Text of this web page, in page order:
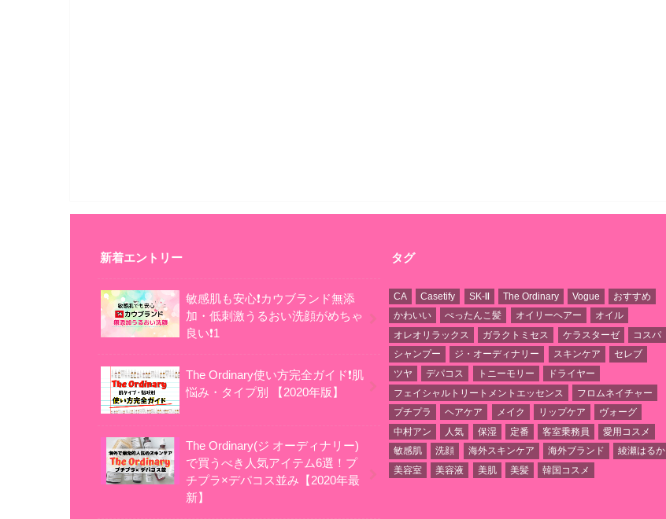
新着エントリー
敏感肌も安心❗カウブランド無添
加・低刺激うるおい洗顔がめちゃ
良い❗1
The Ordinary使い方完全ガイド❗肌
悩み・タイプ別 【2020年版】
The Ordinary(ジ オーディナリー)
で買うべき人気アイテム6選！プ
チプラ×デパコス並み【2020年最
新】
タグ
CA Casetify SK-Ⅱ The Ordinary Vogue
おすすめ
かわいい
ぺったんこ髪 オイリーヘアー
オイル
オレオリラックス
ガラクトミセス ケラスターゼ
コスパ
シャンプー
ジ・オーディナリー スキンケア
セレブ
ツヤ
デパコス トニーモリー
ドライヤー
フェイシャルトリートメントエッセンス
フロムネイチャー
プチプラ
ヘアケア メイク リップケア
ヴォーグ
中村アン
人気 保湿 定番 客室乗務員
愛用コスメ
敏感肌
洗顔 海外スキンケア 海外ブランド
綾瀬はるか
美容室
美容液 美肌 美髪 韓国コスメ